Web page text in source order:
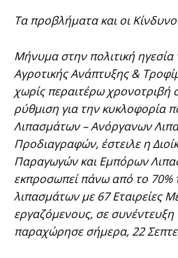
Τα προβλήματα και οι
Μήνυμα στην πολιτική
Αγροτικής Ανάπτυξης &
χωρίς περαιτέρω χρονοτριβή
ρύθμιση για την κυκλοφορία
Λιπασμάτων – Ανόργανων
Προδιαγραφών, έστειλε η
Παραγωγών και Εμπόρων
εκπροσωπεί πάνω από το 70%
λιπασμάτων με 67 Εταιρείες
εργαζόμενους, σε
παραχώρησε σήμερα, 22